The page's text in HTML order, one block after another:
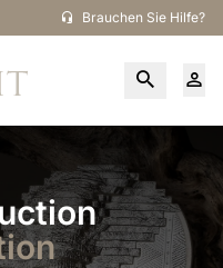
Brauchen Sie Hilfe?